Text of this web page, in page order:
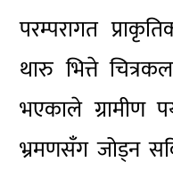
परम्परागत
थारु भित्ते
भएकाले ग्रामीण
भ्रमणसँग जोड्न